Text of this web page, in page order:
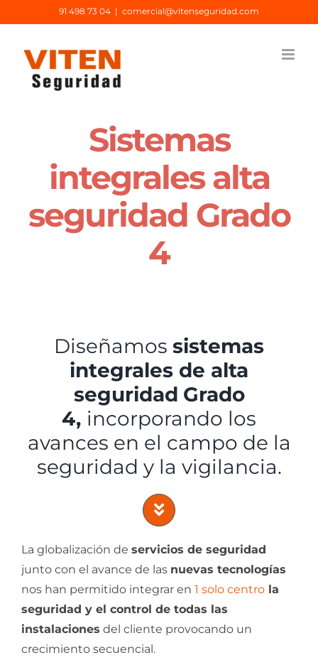
al
contenido
91 498 73 04 | comercial@vitenseguridad.com
Sistemas
integrales alta
seguridad Grado
4
Diseñamos sistemas
integrales de alta
seguridad Grado
4, incorporando los
avances en el campo de la
seguridad y la vigilancia.
La globalización de servicios de seguridad
junto con el avance de las nuevas tecnologías
nos han permitido integrar en 1 solo centrola
seguridad y el control de todas las
instalaciones del cliente provocando un
crecimiento secuencial.